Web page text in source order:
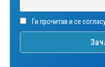
Ги прочитав и се